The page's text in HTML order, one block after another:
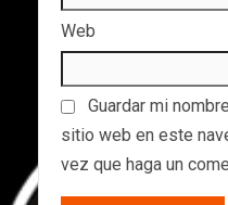
Web
Guardar mi
sitio web en este
vez que haga un